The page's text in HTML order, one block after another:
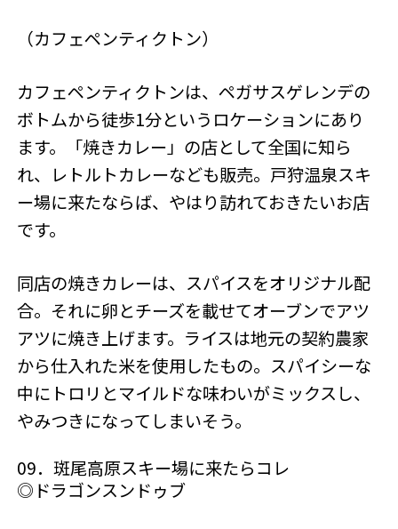
（カフェペンティクトン）
カフェペンティクトンは、ペガサスゲレンデの
ボトムから徒歩1分というロケーションにあり
ます。「焼きカレー」の店として全国に知ら
れ、レトルトカレーなども販売。戸狩温泉スキ
ー場に来たならば、やはり訪れておきたいお店
です。
同店の焼きカレーは、スパイスをオリジナル配
合。それに卵とチーズを載せてオーブンでアツ
アツに焼き上げます。ライスは地元の契約農家
から仕入れた米を使用したもの。スパイシーな
中にトロリとマイルドな味わいがミックスし、
やみつきになってしまいそう。
09．斑尾高原スキー場に来たらコレ
◎ドラゴンスンドゥブ